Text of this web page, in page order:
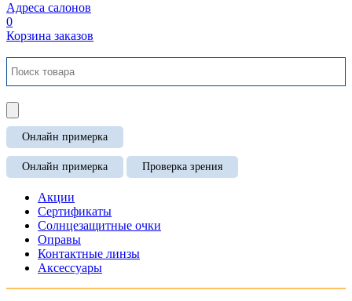
Адреса салонов
0
Корзина заказов
Онлайн примерка
Онлайн примерка Проверка зрения
Акции
Сертификаты
Солнцезащитные очки
Оправы
Контактные линзы
Аксессуары